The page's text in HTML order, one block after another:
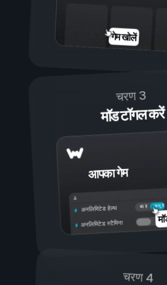
गेम खोलें
चरण 3
मॉड टॉगल करें
आपका गेम
चालू है
बंद है
अनलिमिटेड हेल्थ
अनलिमिटेड स्टैमिना
चरण 4